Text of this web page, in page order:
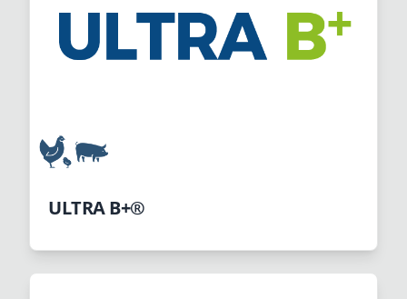
ULTRA B+®